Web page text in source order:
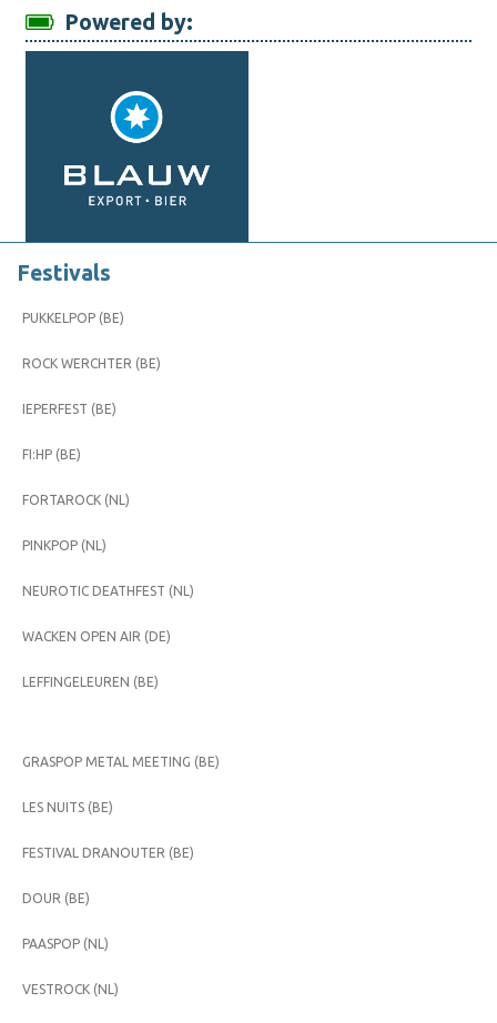
Powered by:
Festivals
PUKKELPOP (BE)
ROCK WERCHTER (BE)
IEPERFEST (BE)
FI:HP (BE)
FORTAROCK (NL)
PINKPOP (NL)
NEUROTIC DEATHFEST (NL)
WACKEN OPEN AIR (DE)
LEFFINGELEUREN (BE)
GRASPOP METAL MEETING (BE)
LES NUITS (BE)
FESTIVAL DRANOUTER (BE)
DOUR (BE)
PAASPOP (NL)
VESTROCK (NL)